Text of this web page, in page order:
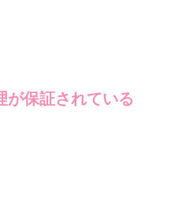
が保証されている